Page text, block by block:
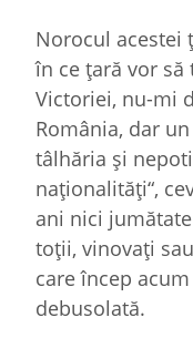
Norocul acestei
în ce ţară vor
Victoriei, nu-mi
România, dar
tâlhăria şi
naţionalităţi“,
ani nici
toţii, vinovaţi
care încep
debusolată.